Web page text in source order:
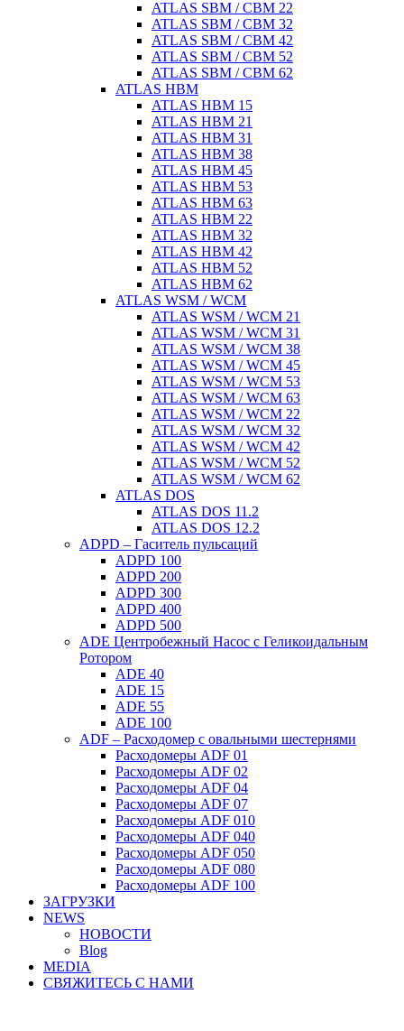
ATLAS SBM / CBM 22
ATLAS SBM / CBM 32
ATLAS SBM / CBM 42
ATLAS SBM / CBM 52
ATLAS SBM / CBM 62
ATLAS HBM
ATLAS HBM 15
ATLAS HBM 21
ATLAS HBM 31
ATLAS HBM 38
ATLAS HBM 45
ATLAS HBM 53
ATLAS HBM 63
ATLAS HBM 22
ATLAS HBM 32
ATLAS HBM 42
ATLAS HBM 52
ATLAS HBM 62
ATLAS WSM / WCM
ATLAS WSM / WCM 21
ATLAS WSM / WCM 31
ATLAS WSM / WCM 38
ATLAS WSM / WCM 45
ATLAS WSM / WCM 53
ATLAS WSM / WCM 63
ATLAS WSM / WCM 22
ATLAS WSM / WCM 32
ATLAS WSM / WCM 42
ATLAS WSM / WCM 52
ATLAS WSM / WCM 62
ATLAS DOS
ATLAS DOS 11.2
ATLAS DOS 12.2
ADPD – Гаситель пульсаций
ADPD 100
ADPD 200
ADPD 300
ADPD 400
ADPD 500
ADE Центробежный Насос с Геликоидальным
Ротором
ADE 40
ADE 15
ADE 55
ADE 100
ADF – Расходомер с овальными шестернями
Расходомеры ADF 01
Расходомеры ADF 02
Расходомеры ADF 04
Расходомеры ADF 07
Расходомеры ADF 010
Расходомеры ADF 040
Расходомеры ADF 050
Расходомеры ADF 080
Расходомеры ADF 100
ЗАГРУЗКИ
NEWS
НОВОСТИ
Blog
MEDIA
СВЯЖИТЕСЬ С НАМИ